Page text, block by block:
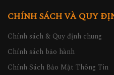
CHÍNH SÁCH VÀ QUY
Chính sách & Quy định chung
Chính sách bảo hành
Chính Sách Bảo Mật Thông Tin